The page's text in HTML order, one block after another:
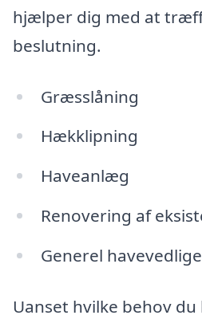
hjælper dig med at
beslutning.
Græsslåning
Hækklipning
Haveanlæg
Renovering af
Generel
Uanset hvilke behov du